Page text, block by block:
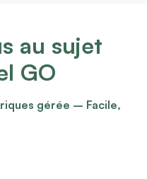
au sujet
GO
gérée – Facile,